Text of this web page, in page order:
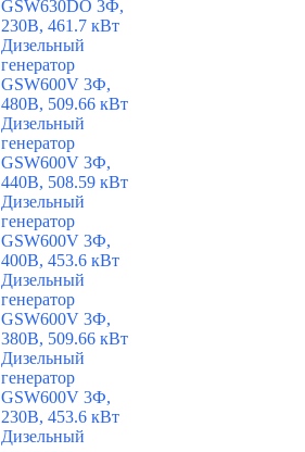
GSW630DO 3Ф,
230В, 461.7 кВт
Дизельный
генератор
GSW600V 3Ф,
480В, 509.66 кВт
Дизельный
генератор
GSW600V 3Ф,
440В, 508.59 кВт
Дизельный
генератор
GSW600V 3Ф,
400В, 453.6 кВт
Дизельный
генератор
GSW600V 3Ф,
380В, 509.66 кВт
Дизельный
генератор
GSW600V 3Ф,
230В, 453.6 кВт
Дизельный